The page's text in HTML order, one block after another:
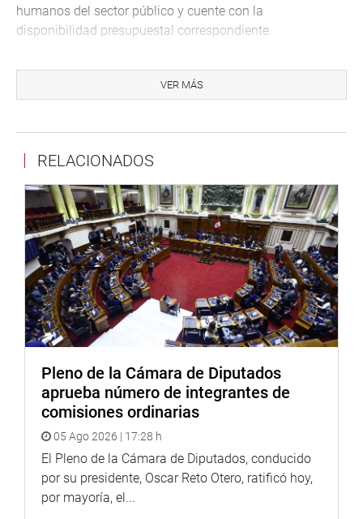
humanos del sector público y cuente con la
disponibilidad presupuestal correspondiente.
3 que los docentes que hayan accedido a la condición de
nombrados en plazas de 30 horas en virtud de la Ley N.°
Ello, sujeto a la evaluación de las necesidades
académicas de la institución, la optimización de la oferta
formativa y la disponibilidad presupuestal de la entidad
correspondiente.
VER MÁS
RELACIONADOS
Pleno de la Cámara de Diputados
aprueba número de integrantes de
comisiones ordinarias
05 Ago 2026 | 17:28 h
El Pleno de la Cámara de Diputados, conducido
por su presidente, Oscar Reto Otero, ratificó hoy,
por mayoría, el...